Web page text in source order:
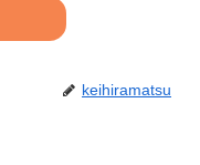
keihiramatsu